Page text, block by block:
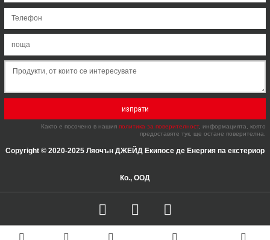
изпрати
Както е посочено в нашия политика за поверителност, информацията, която
предоставяте тук, ще остане поверителна.
Copyright © 2020-2025 Ляочън ДЖЕЙД Екипосе де Енергия па екстериор
Ко., ООД